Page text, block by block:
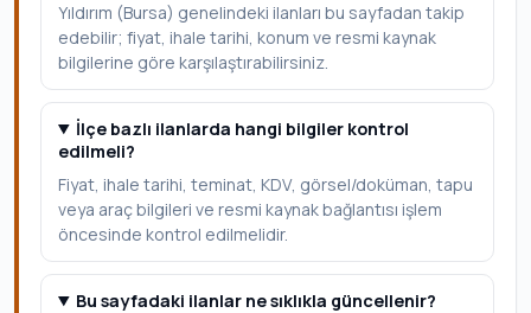
Yıldırım (Bursa) genelindeki ilanları bu sayfadan takip
edebilir; fiyat, ihale tarihi, konum ve resmi kaynak
bilgilerine göre karşılaştırabilirsiniz.
İlçe bazlı ilanlarda hangi bilgiler kontrol
edilmeli?
Fiyat, ihale tarihi, teminat, KDV, görsel/doküman, tapu
veya araç bilgileri ve resmi kaynak bağlantısı işlem
öncesinde kontrol edilmelidir.
Bu sayfadaki ilanlar ne sıklıkla güncellenir?